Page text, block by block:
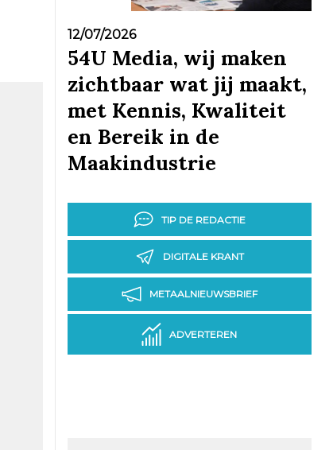
12/07/2026
54U Media, wij maken
zichtbaar wat jij maakt,
met Kennis, Kwaliteit
en Bereik in de
Maakindustrie
TIP DE REDACTIE
DIGITALE KRANT
METAALNIEUWSBRIEF
ADVERTEREN